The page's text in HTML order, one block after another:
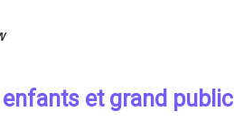
et grand public